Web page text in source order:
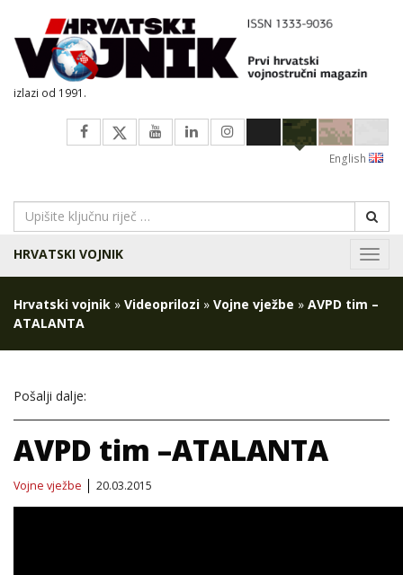
izlazi od 1991.
English
HRVATSKI VOJNIK
Hrvatski vojnik » Videoprilozi » Vojne vježbe » AVPD tim –
ATALANTA
Pošalji dalje:
AVPD tim –ATALANTA
Vojne vježbe 20.03.2015